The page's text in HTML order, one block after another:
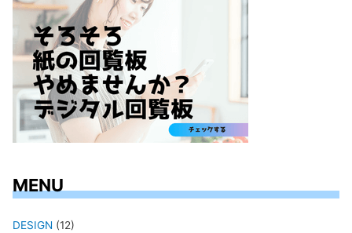
MENU
DESIGN (12)